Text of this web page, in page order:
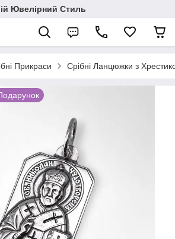
Ювелірний Стиль
Прикраси Срібні Ланцюжки з